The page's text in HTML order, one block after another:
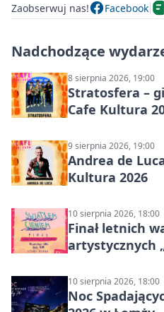
Zaobserwuj nas! Facebook
Nadchodzące
8 sierpnia 2026, 19:00
Stratosfera –
Cafe Kultura
9 sierpnia 2026, 19:00
Andrea de
Kultura 2026
10 sierpnia 2026, 18:00
Finał letnich
artystycznych
10 sierpnia 2026, 18:00
Noc